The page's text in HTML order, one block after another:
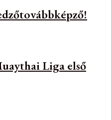
Liga első